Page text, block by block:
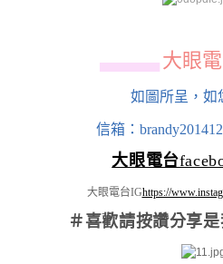
▄▄▄▄▄▄ 大眼
如圖所呈，如
信箱：
大眼電台
大眼電台IGhttps://
＃喜歡請按讚分享